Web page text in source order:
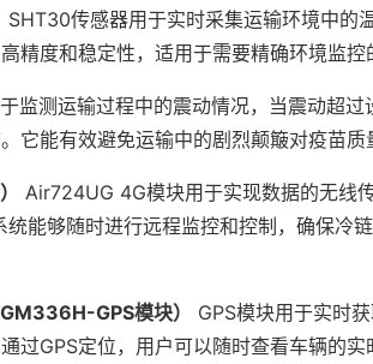
SHT30传感器用于实时采集运输环境中的
精度和稳定性，适用于需要精确环境监控
监测运输过程中的震动情况，当震动超过
它能有效避免运输中的剧烈颠簸对疫苗质
Air724UG 4G模块用于实现数据的无线
能够随时进行远程监控和控制，确保冷
GPS模块）
GPS模块用于实时
过GPS定位，用户可以随时查看车辆的